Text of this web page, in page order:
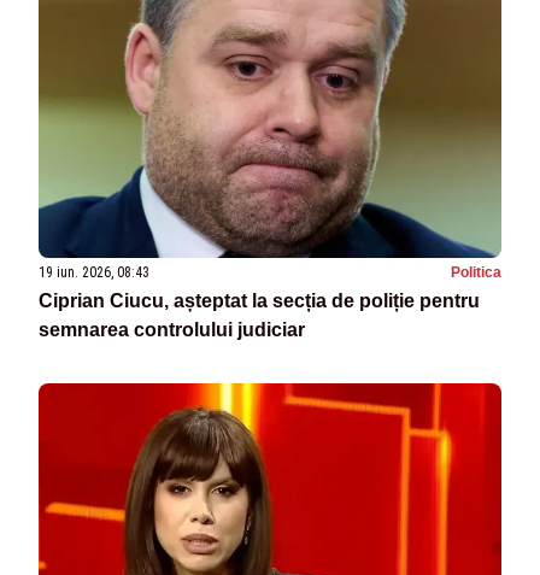
19 iun. 2026, 08:43 Politica
Ciprian Ciucu, așteptat la secția de poliție pentru
semnarea controlului judiciar